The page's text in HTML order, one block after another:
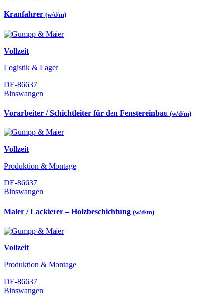
Kranfahrer (w/d/m)
Vollzeit
Logistik & Lager
DE-86637
Binswangen
Vorarbeiter / Schichtleiter für den Fenstereinbau (w/d/m)
Vollzeit
Produktion & Montage
DE-86637
Binswangen
Maler / Lackierer – Holzbeschichtung (w/d/m)
Vollzeit
Produktion & Montage
DE-86637
Binswangen